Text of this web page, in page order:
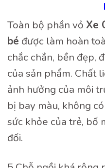
Toàn bộ phần vỏ Xe
bé được làm hoàn
chắc chắn, bền đẹp,
của sản phẩm. Chất
ảnh hưởng của môi
bị bay màu, không
sức khỏe của trẻ, bố
đối.